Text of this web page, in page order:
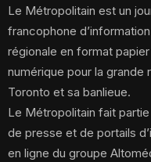
Le Métropolitain est un
francophone
régionale en format
numérique pour la grande
Toronto et sa banlieue.
Le Métropolitain fait
de presse et de portails
en ligne du groupe